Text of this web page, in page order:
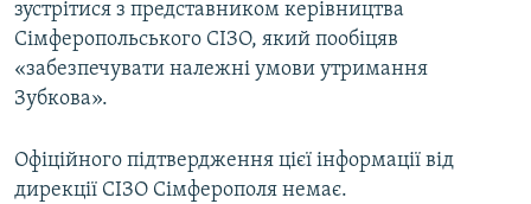
зустрітися з представником керівництва
Сімферопольського СІЗО, який пообіцяв
«забезпечувати належні умови утримання
Зубкова».
Офіційного підтвердження цієї інформації від
дирекції СІЗО Сімферополя немає.